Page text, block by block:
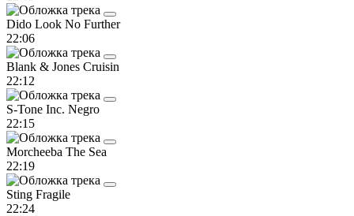
Dido Look No Further
22:06
Blank & Jones Cruisin
22:12
S-Tone Inc. Negro
22:15
Morcheeba The Sea
22:19
Sting Fragile
22:24